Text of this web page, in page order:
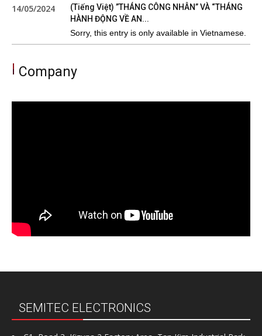
14/05/2024
(Tiếng Việt) ”THÁNG CÔNG NHÂN” VÀ “THÁNG
HÀNH ĐỘNG VỀ AN...
Sorry, this entry is only available in Vietnamese.
Company
SEMITEC ELECTRONICS